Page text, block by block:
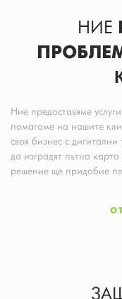
НИЕ
Ние предоставяме
помагаме на нашите
своя бизнес с
да изградят пътна
решение ще придобие